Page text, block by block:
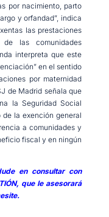
por nacimiento, parto
y orfandad”, indica
las prestaciones
de las comunidades
interpreta que este
en el sentido
por maternidad
de Madrid señala que
la Seguridad Social
de la exención general
a comunidades y
fiscal y en ningún
en consultar con
que le asesorará